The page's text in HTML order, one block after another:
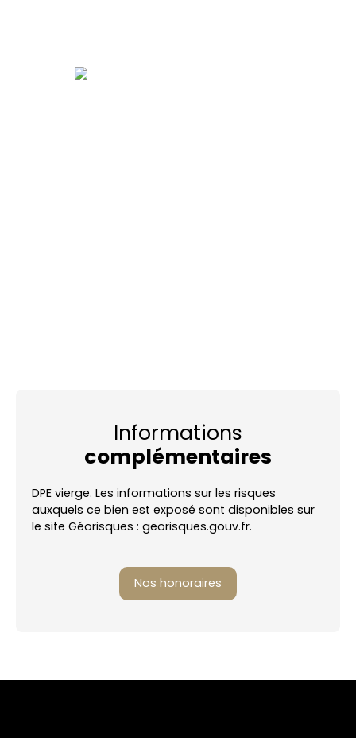
Informations
complémentaires
DPE vierge. Les informations sur les risques
auxquels ce bien est exposé sont disponibles sur
le site Géorisques : georisques.gouv.fr.
Nos honoraires